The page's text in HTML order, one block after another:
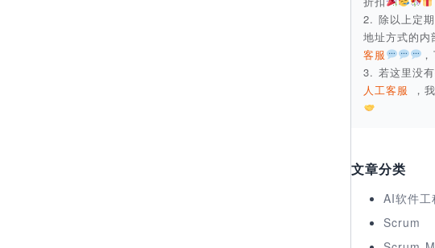
2. 除以上定期
地址方式的内
客服
3. 若这里没
人工客服
，
文章分类
AI软件工
Scrum